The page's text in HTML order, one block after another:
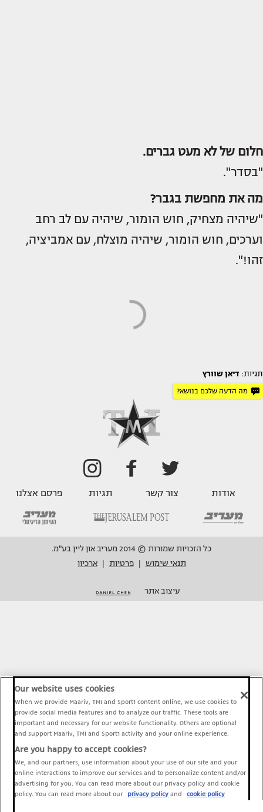
חלום של לא מעט גברים.
"בסדר".
מה את מחפשת בגבר?
"שיהיה מצחיק, חוש הומור, שיהיה עם לב רחב
וערכים, חוש הומור, שיהיה מוצלח, עם אמביציה,
זהו!".
תגיות: דיאן שוורץ
מה הדעה שלכם בנושא?
אודות צור קשר תגיות פרסם אצלנו
כל הזכויות שמורות © 2014 מעריב און ליין בע"מ.
תנאי שימוש
פרטיות ארכיון
עיצוב אתר
Our website uses cookies
When we provide Maariv, TMI and Sport1 content online, we use cookies to
provide social media features and to analyze our traffic. These tools are
important and necessary for our website functionality. Others are optional
and support Maariv, TMI and Sport1 activity and your online experience.
Are you happy to accept cookies?
We, and our partners, use information about your use of our site and your
online interactions to improve our services and to personalize content and/or
advertising for you. You can read more about our privacy policy and cookie
policy. You can read more about our
privacy policy and cookie policy